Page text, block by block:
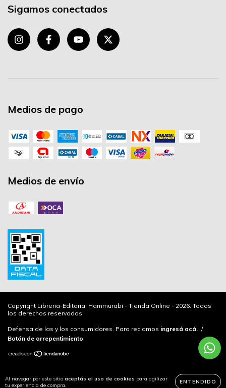
Al navegar por este sitio aceptás el uso de cookies para agilizar
tu experiencia de compra.
ENTENDIDO
Sigamos conectados
Medios de pago
Medios de envío
Copyright Libreria-Editorial Hammurabi - Tienda Online - 2026. Todos
los derechos reservados.
Defensa de las y los consumidores. Para reclamos ingresá acá. /
Botón de arrepentimiento